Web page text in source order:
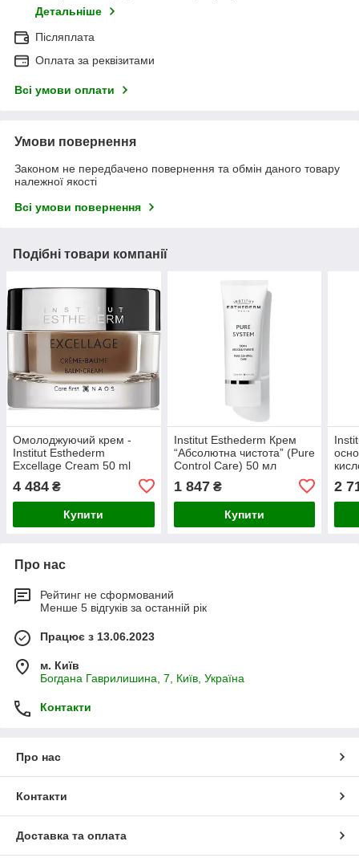
Детальніше
Післяплата
Оплата за реквізитами
Всі умови оплати
Умови повернення
Законом не передбачено повернення та обмін даного товару
належної якості
Всі умови повернення
Подібні товари компанії
Омолоджуючий крем -
Institut Esthederm
Excellage Cream 50 ml
4 484 ₴
Купити
Institut Esthederm Крем
“Абсолютна чистота” (Pure
Control Care) 50 мл
1 847₴
Купити
мл
2
Про нас
Рейтинг не сформований
Менше 5 відгуків за останній рік
Працює з 13.06.2023
м. Київ
Богдана Гаврилишина, 7, Київ, Україна
Контакти
Про нас
Контакти
Доставка та оплата